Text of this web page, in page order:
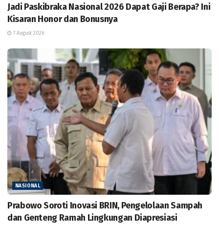
Jadi Paskibraka Nasional 2026 Dapat Gaji Berapa? Ini
Kisaran Honor dan Bonusnya
7 August 2026
NASIONAL
Prabowo Soroti Inovasi BRIN, Pengelolaan Sampah
dan Genteng Ramah Lingkungan Diapresiasi